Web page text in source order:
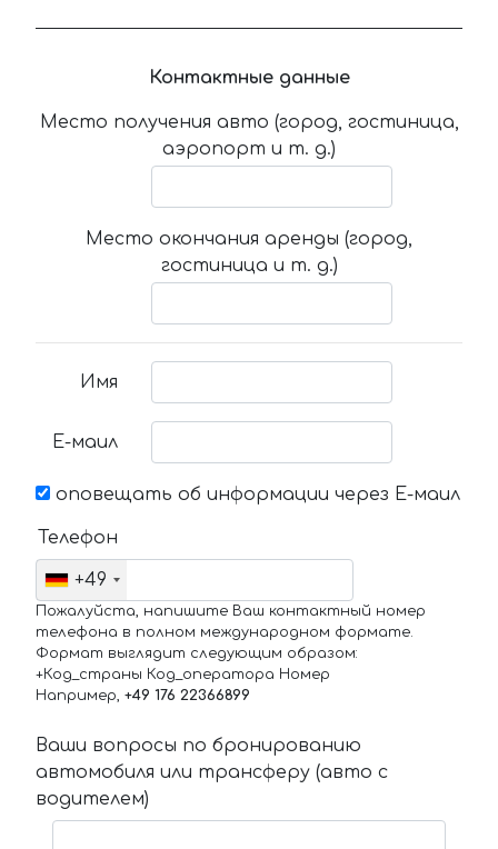
Контактные данные
Место получения авто (город, гостиница,
аэропорт и т. д.)
Место окончания аренды (город,
гостиница и т. д.)
Имя
Е-маил
оповещать об информации через Е-маил
Телефон
+49
Пожалуйста, напишите Ваш контактный номер
телефона в полном международном формате.
Формат выглядит следующим образом:
+Код_страны Код_оператора Номер
Например, +49 176 22366899
Ваши вопросы по бронированию
автомобиля или трансферу (авто с
водителем)